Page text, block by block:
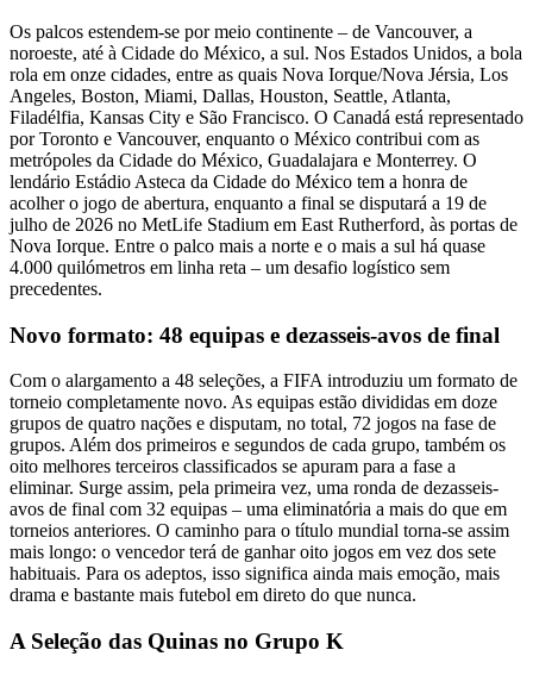
Os palcos estendem-se por meio continente – de Vancouver, a
noroeste, até à Cidade do México, a sul. Nos Estados Unidos, a bola
rola em onze cidades, entre as quais Nova Iorque/Nova Jérsia, Los
Angeles, Boston, Miami, Dallas, Houston, Seattle, Atlanta,
Filadélfia, Kansas City e São Francisco. O Canadá está representado
por Toronto e Vancouver, enquanto o México contribui com as
metrópoles da Cidade do México, Guadalajara e Monterrey. O
lendário Estádio Asteca da Cidade do México tem a honra de
acolher o jogo de abertura, enquanto a final se disputará a 19 de
julho de 2026 no MetLife Stadium em East Rutherford, às portas de
Nova Iorque. Entre o palco mais a norte e o mais a sul há quase
4.000 quilómetros em linha reta – um desafio logístico sem
precedentes.
Novo formato: 48 equipas e dezasseis-avos de final
Com o alargamento a 48 seleções, a FIFA introduziu um formato de
torneio completamente novo. As equipas estão divididas em doze
grupos de quatro nações e disputam, no total, 72 jogos na fase de
grupos. Além dos primeiros e segundos de cada grupo, também os
oito melhores terceiros classificados se apuram para a fase a
eliminar. Surge assim, pela primeira vez, uma ronda de dezasseis-
avos de final com 32 equipas – uma eliminatória a mais do que em
torneios anteriores. O caminho para o título mundial torna-se assim
mais longo: o vencedor terá de ganhar oito jogos em vez dos sete
habituais. Para os adeptos, isso significa ainda mais emoção, mais
drama e bastante mais futebol em direto do que nunca.
A Seleção das Quinas no Grupo K